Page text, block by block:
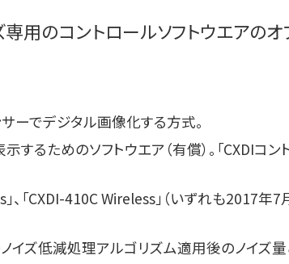
用のコントロールソフトウエアの
ーでデジタル画像化する方式。
するためのソフトウエア（有償）。「CXDI
「CXDI-410C Wireless」（いずれも2017年7
イズ低減処理アルゴリズム適用後のノイズ